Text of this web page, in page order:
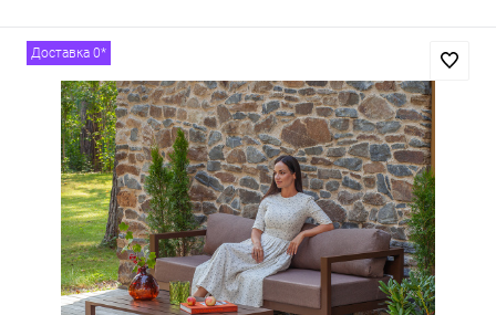
Доставка 0*